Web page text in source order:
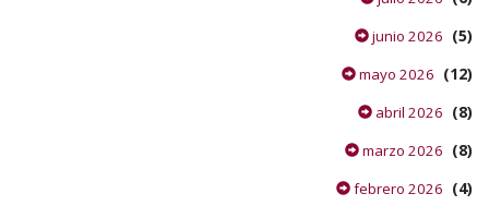
junio 2026 (5)
mayo 2026 (12)
abril 2026 (8)
marzo 2026 (8)
febrero 2026 (4)